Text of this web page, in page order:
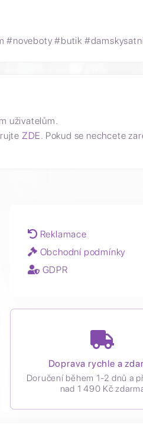
#butik
uživatelům.
ZDE. Pokud se nechcete
Reklamace
Obchodní podmínky
GDPR
Doprava rychle a
Doručení během 1-2 dnů a
nad 1 490 Kč